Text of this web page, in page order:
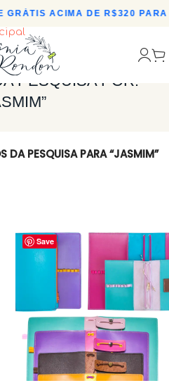
ACIMA DE R$320 PARA
PESQUISA POR:
DA PESQUISA PARA “JASMIM”
Save